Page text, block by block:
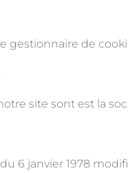
gestionnaire de
site sont est la
6 janvier 1978